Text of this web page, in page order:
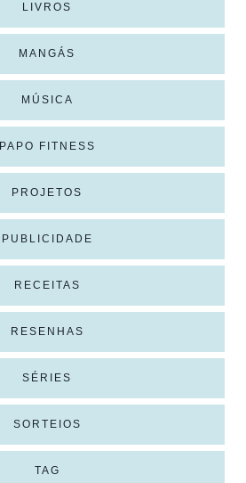
LIVROS
MANGÁS
MÚSICA
PAPO FITNESS
PROJETOS
PUBLICIDADE
RECEITAS
RESENHAS
SÉRIES
SORTEIOS
TAG